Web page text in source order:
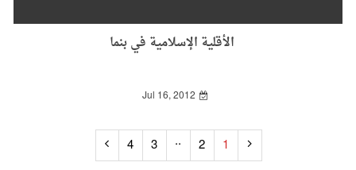
الأقلية الإسلامية في بنما
Jul 16, 2012
1
2
..
3
4